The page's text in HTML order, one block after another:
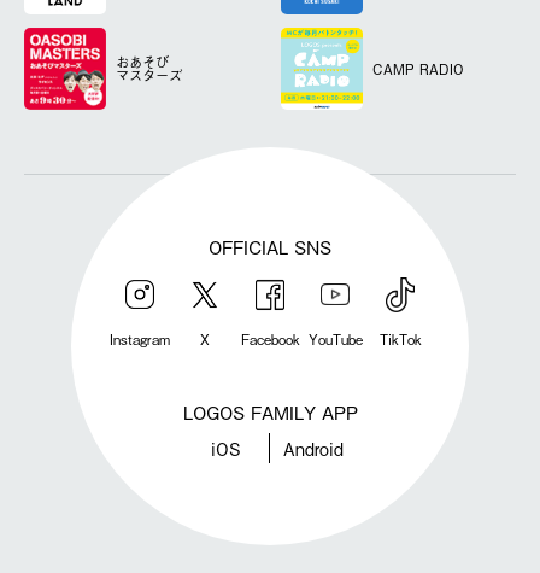
おあそび
マスターズ CAMP RADIO
OFFICIAL SNS
Instagram X Facebook YouTube TikTok
LOGOS FAMILY APP
iOS Android